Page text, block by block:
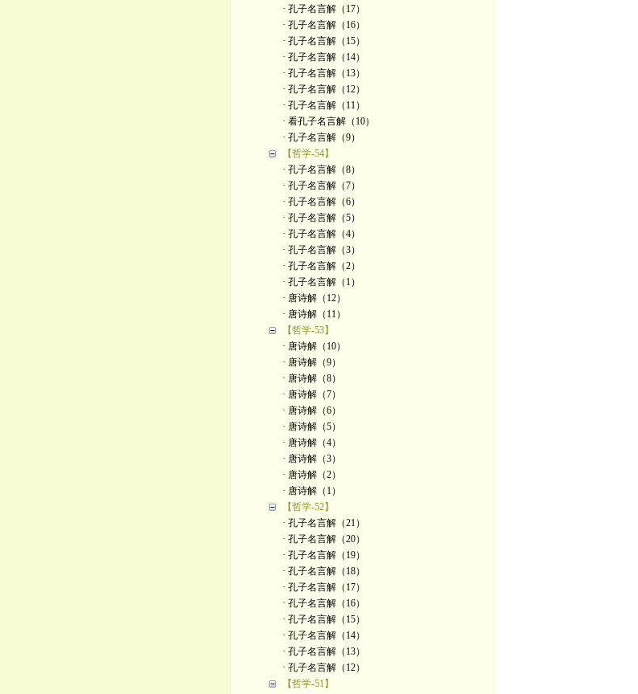
· 孔子名言解（17）
· 孔子名言解（16）
· 孔子名言解（15）
· 孔子名言解（14）
· 孔子名言解（13）
· 孔子名言解（12）
· 孔子名言解（11）
· 看孔子名言解（10）
· 孔子名言解（9）
【哲学-54】
· 孔子名言解（8）
· 孔子名言解（7）
· 孔子名言解（6）
· 孔子名言解（5）
· 孔子名言解（4）
· 孔子名言解（3）
· 孔子名言解（2）
· 孔子名言解（1）
· 唐诗解（12）
· 唐诗解（11）
【哲学-53】
· 唐诗解（10）
· 唐诗解（9）
· 唐诗解（8）
· 唐诗解（7）
· 唐诗解（6）
· 唐诗解（5）
· 唐诗解（4）
· 唐诗解（3）
· 唐诗解（2）
· 唐诗解（1）
【哲学-52】
· 孔子名言解（21）
· 孔子名言解（20）
· 孔子名言解（19）
· 孔子名言解（18）
· 孔子名言解（17）
· 孔子名言解（16）
· 孔子名言解（15）
· 孔子名言解（14）
· 孔子名言解（13）
· 孔子名言解（12）
【哲学-51】